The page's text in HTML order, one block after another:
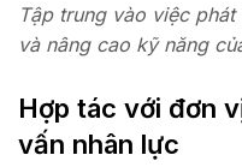
Tập trung vào việc
và nâng cao kỹ năng
Hợp tác với đơn
vấn nhân lực